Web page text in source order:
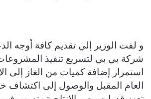
و لفت الوزير إلي تقديم كافة أوجه
شركة بي بي لتسريع تنفيذ
استمرار إضافة كميات من الغاز إلى
العام المقبل والوصول إلى اكتشاف